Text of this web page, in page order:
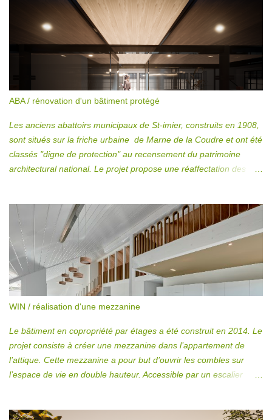
ABA / rénovation d'un bâtiment protégé
Les anciens abattoirs municipaux de St-imier, construits en 1908,
sont situés sur la friche urbaine de Marne de la Coudre et ont été
classés "digne de protection" au recensement du patrimoine
architectural national. Le projet propose une réaffectation des
attention particulière à la conservation de la valeur patrimoniale
des bâtiments tout en offrant des locaux dont l’affectation puisse
être multiple et aussi flexible que possible. Le programme
s’articule verticalement autour d’un escalier central existant
tandis que l’aménagement des anciennes halles est conçu
comme un grand espace ouvert, au centre duquel des ‘’boîtes’’ en
WIN / réalisation d'une mezzanine
Le bâtiment en copropriété par étages a été construit en 2014. Le
projet consiste à créer une mezzanine dans l’appartement de
l’attique. Cette mezzanine a pour but d’ouvrir les combles sur
l’espace de vie en double hauteur. Accessible par un escalier
l’escalier et la mezzanine évoquent l’image d’une cabane